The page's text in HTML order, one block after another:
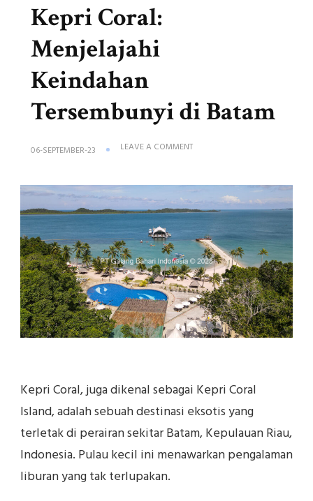
Kepri Coral:
Menjelajahi
Keindahan
Tersembunyi di Batam
06-SEPTEMBER-23 LEAVE A COMMENTON
MENJELAJAHI
KEINDAHAN
TERSEMBUNYI
DI
BATAM
Kepri Coral, juga dikenal sebagai Kepri Coral
Island, adalah sebuah destinasi eksotis yang
terletak di perairan sekitar Batam, Kepulauan Riau,
Indonesia. Pulau kecil ini menawarkan pengalaman
liburan yang tak terlupakan.